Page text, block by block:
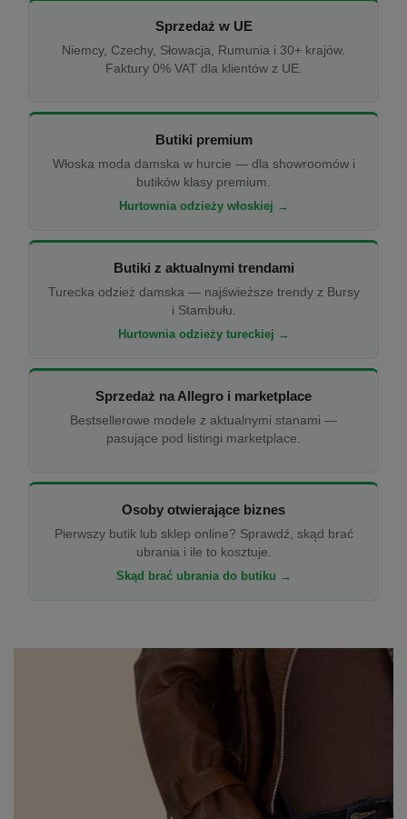
Sprzedaż w UE
Niemcy, Czechy, Słowacja, Rumunia i 30+ krajów.
Faktury 0% VAT dla klientów z UE.
Butiki premium
Włoska moda damska w hurcie — dla showroomów i
butików klasy premium.
Hurtownia odzieży włoskiej →
Butiki z aktualnymi trendami
Turecka odzież damska — najświeższe trendy z Bursy
i Stambułu.
Hurtownia odzieży tureckiej →
Sprzedaż na Allegro i marketplace
Bestsellerowe modele z aktualnymi stanami —
pasujące pod listingi marketplace.
Osoby otwierające biznes
Pierwszy butik lub sklep online? Sprawdź, skąd brać
ubrania i ile to kosztuje.
Skąd brać ubrania do butiku →